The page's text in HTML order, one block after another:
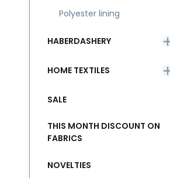
Polyester lining
HABERDASHERY
HOME TEXTILES
SALE
THIS MONTH DISCOUNT ON
FABRICS
NOVELTIES